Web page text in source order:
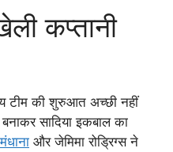
कप्तानी
टीम की शुरुआत अच्छी नहीं
सादिया इकबाल का
और जेमिमा रोड्रिग्स ने